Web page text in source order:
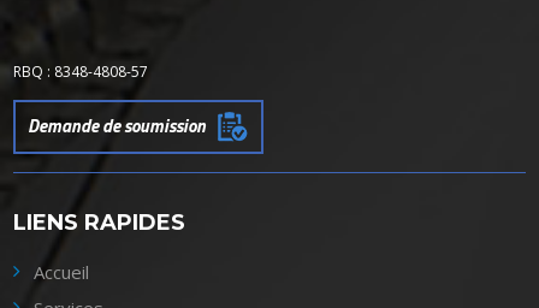
RBQ : 8348-4808-57
Demande de soumission
LIENS RAPIDES
Accueil